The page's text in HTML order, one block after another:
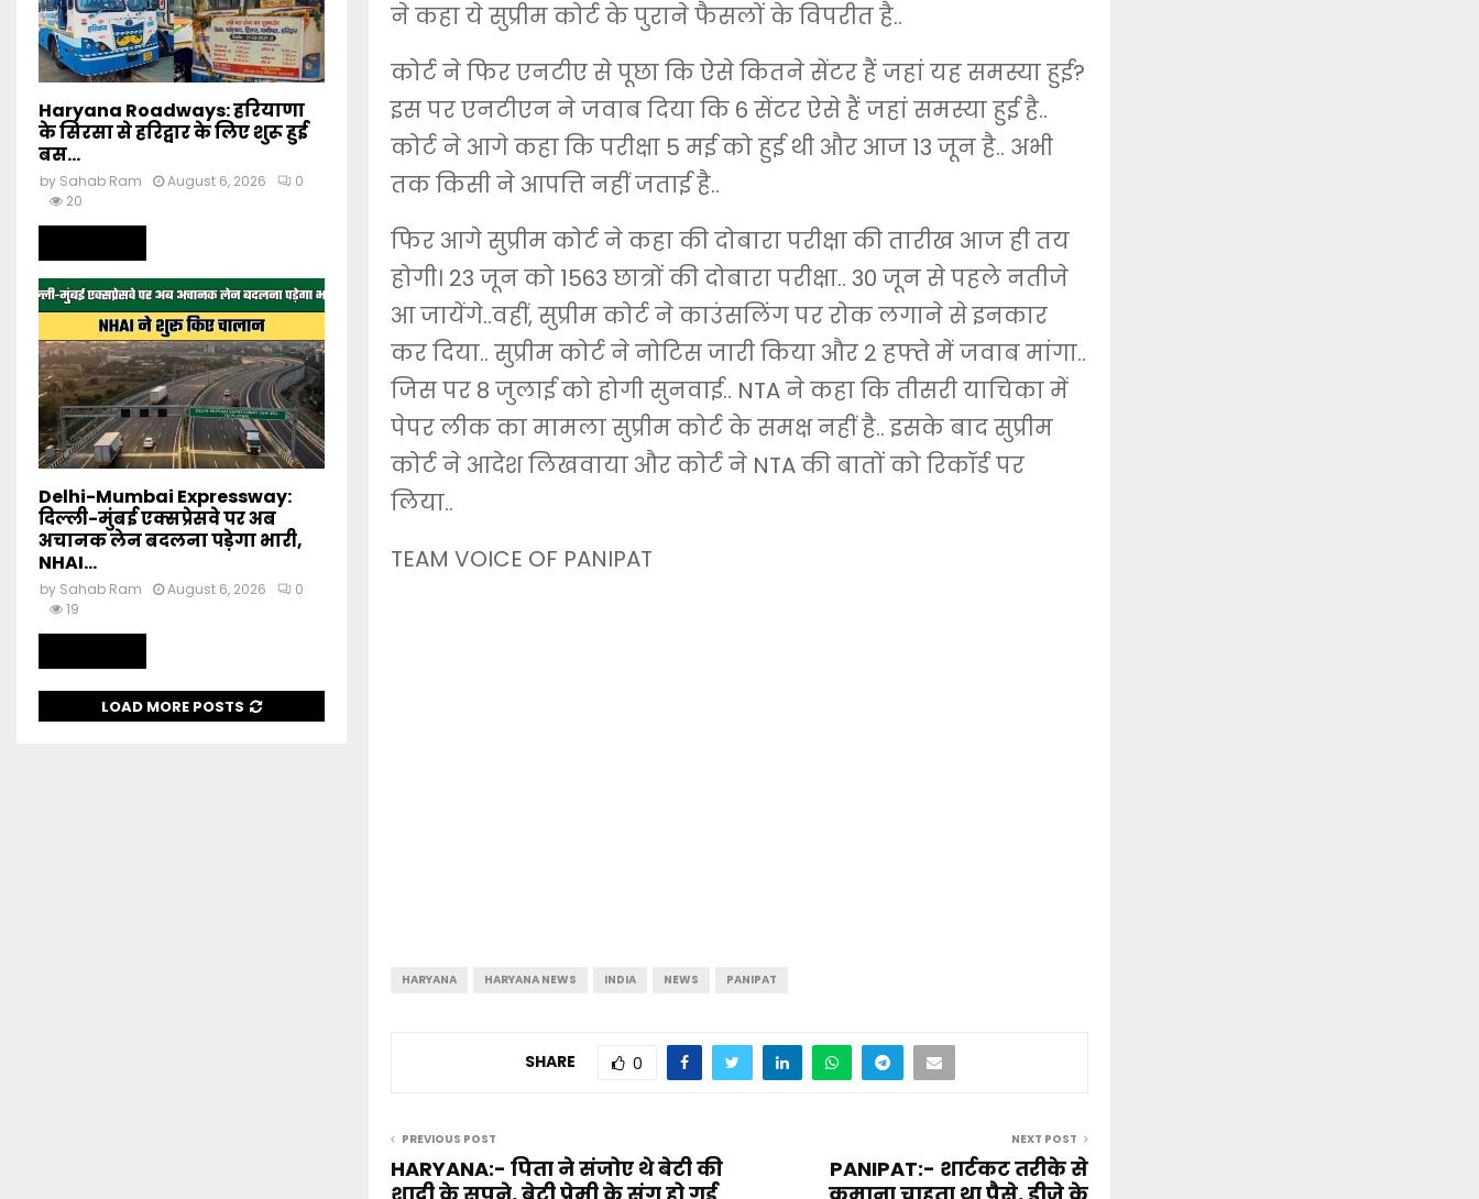
ने कहा ये सुप्रीम कोर्ट के पुराने फैसलों के विपरीत है..
कोर्ट ने फिर एनटीए से पूछा कि ऐसे कितने सेंटर हैं जहां यह समस्या हुई?
इस पर एनटीएन ने जवाब दिया कि 6 सेंटर ऐसे हैं जहां समस्या हुई है..
कोर्ट ने आगे कहा कि परीक्षा 5 मई को हुई थी और आज 13 जून है.. अभी
तक किसी ने आपत्ति नहीं जताई है..
फिर आगे सुप्रीम कोर्ट ने कहा की दोबारा परीक्षा की तारीख आज ही तय
होगी। 23 जून को 1563 छात्रों की दोबारा परीक्षा.. 30 जून से पहले नतीजे
आ जायेंगे..वहीं, सुप्रीम कोर्ट ने काउंसलिंग पर रोक लगाने से इनकार
कर दिया.. सुप्रीम कोर्ट ने नोटिस जारी किया और 2 हफ्ते में जवाब मांगा..
जिस पर 8 जुलाई को होगी सुनवाई.. NTA ने कहा कि तीसरी याचिका में
पेपर लीक का मामला सुप्रीम कोर्ट के समक्ष नहीं है.. इसके बाद सुप्रीम
कोर्ट ने आदेश लिखवाया और कोर्ट ने NTA की बातों को रिकॉर्ड पर
लिया..
TEAM VOICE OF PANIPAT
HARYANA HARYANA NEWS INDIA NEWS PANIPAT
SHARE 0
PREVIOUS POST
HARYANA:- पिता ने संजोए थे बेटी की
NEXT POST
PANIPAT:- शार्टकट तरीके से
Haryana Roadways: हरियाणा
के सिरसा से हरिद्वार के लिए शुरू हुई
बस...
by Sahab Ram August 6, 2026
0
20
Delhi-Mumbai Expressway:
दिल्ली-मुंबई एक्सप्रेसवे पर अब
अचानक लेन बदलना पड़ेगा भारी,
NHAI...
by Sahab Ram August 6, 2026
0
19
LOAD MORE POSTS